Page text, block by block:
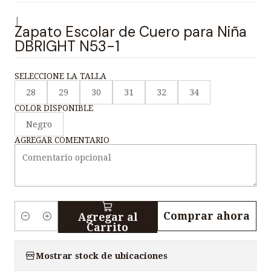
Zapato Escolar de Cuero para Niña
DBRIGHT N53-1
SELECCIONE LA TALLA
28
29 30 31 32
34
COLOR DISPONIBLE
Negro
AGREGAR COMENTARIO
Agregar al
Carrito
Comprar ahora
Mostrar stock de ubicaciones